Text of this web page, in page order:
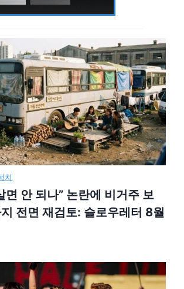
치
면 안 되나” 논란에 비거주 보
전면 재검토: 슬로우레터 8월